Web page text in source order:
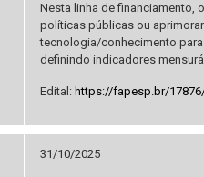
Nesta linha de financiamento,
políticas públicas ou
tecnologia/conhecimento
definindo indicadores
Edital: https://fapesp.br/
31/10/2025